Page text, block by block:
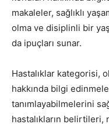
makaleler, sağlıklı
olma ve disiplinli bir
da ipuçları sunar.
Hastalıklar kategorisi,
hakkında bilgi
tanımlayabilmelerini
hastalıkların